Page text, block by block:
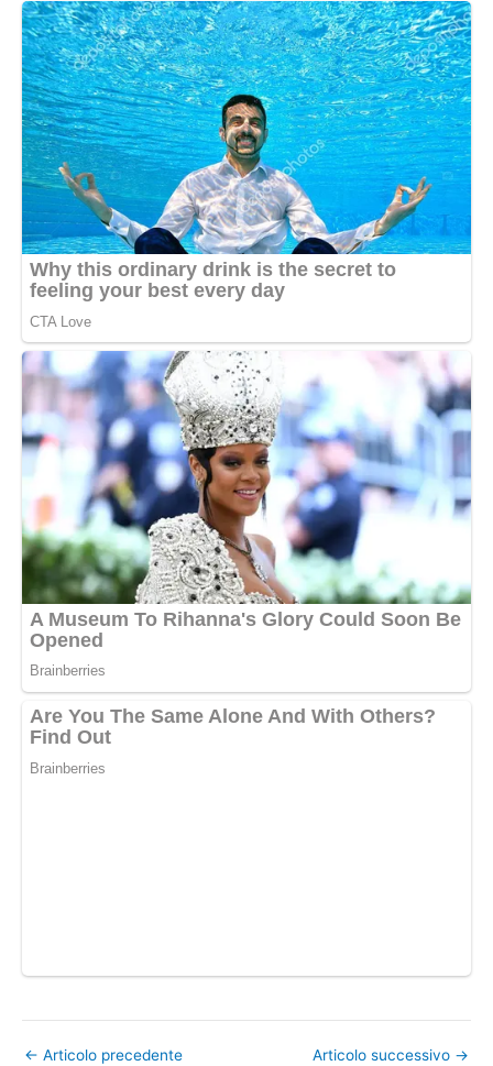
← Articolo precedente Articolo successivo →